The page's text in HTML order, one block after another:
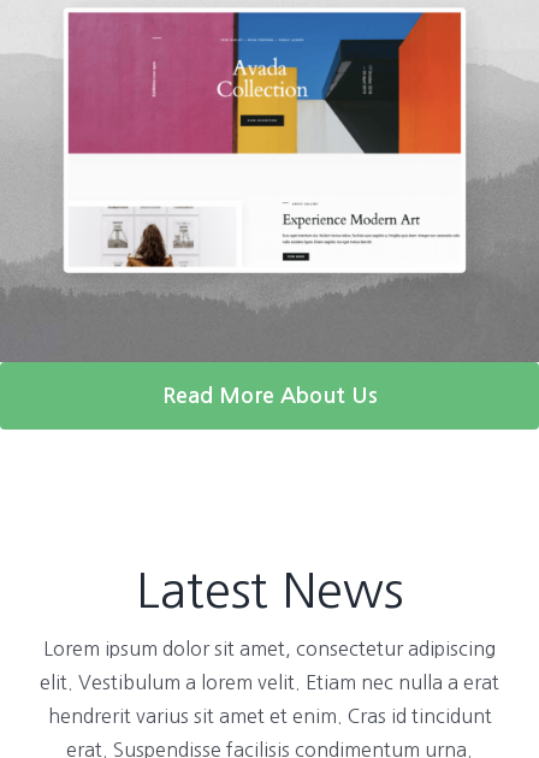
Read More About Us
Latest News
Lorem ipsum dolor sit amet, consectetur adipiscing
elit. Vestibulum a lorem velit. Etiam nec nulla a erat
hendrerit varius sit amet et enim. Cras id tincidunt
erat. Suspendisse facilisis condimentum urna.